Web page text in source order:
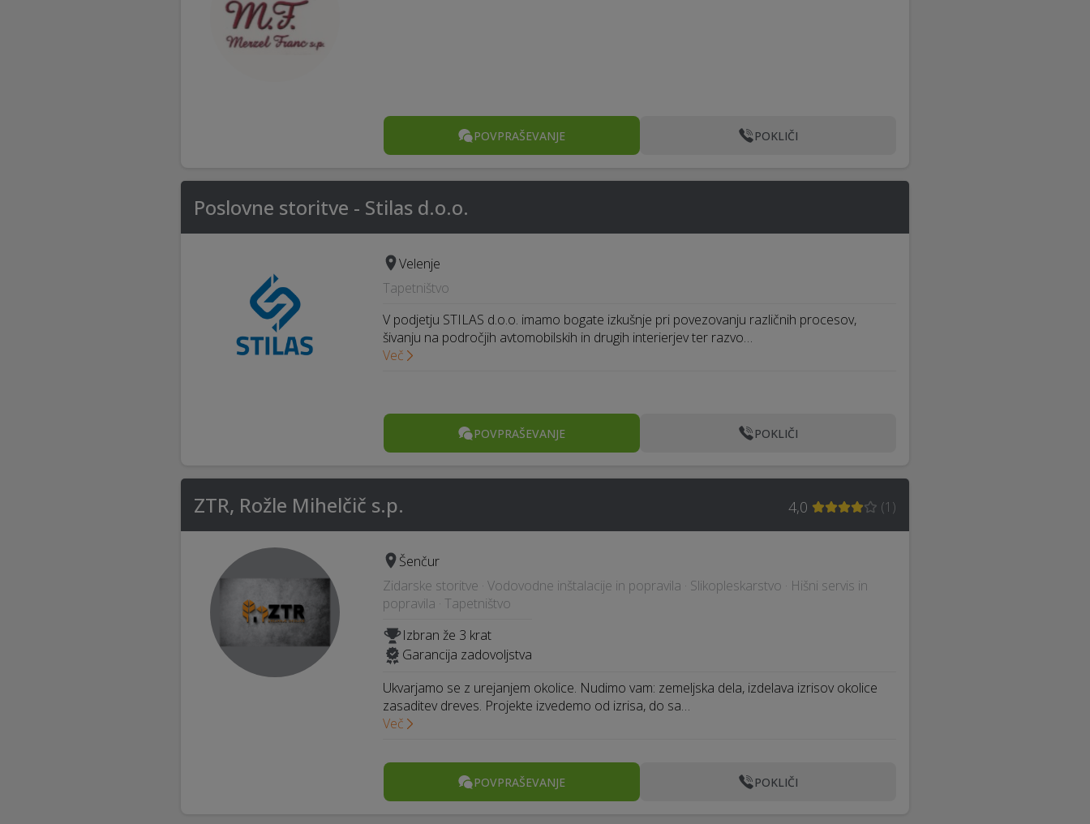
POVPRAŠEVANJE POKLIČI
Poslovne storitve - Stilas d.o.o.
Velenje
Tapetništvo
V podjetju STILAS d.o.o. imamo bogate izkušnje pri povezovanju različnih procesov,
šivanju na področjih avtomobilskih in drugih interierjev ter razvo…
Več
POVPRAŠEVANJE POKLIČI
ZTR, Rožle Mihelčič s.p. 4,0 (1 )
Šenčur
Zidarske storitve · Vodovodne inštalacije in popravila · Slikopleskarstvo · Hišni servis in
popravila · Tapetništvo
Izbran že 3 krat
Garancija zadovoljstva
Ukvarjamo se z urejanjem okolice. Nudimo vam: zemeljska dela, izdelava izrisov okolice
zasaditev dreves. Projekte izvedemo od izrisa, do sa…
Več
POVPRAŠEVANJE POKLIČI